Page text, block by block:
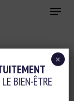
Menu
BIEN-ÊTRE
×